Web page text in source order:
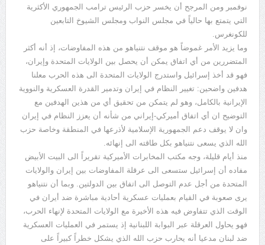
نوفمبر ومن المرجح أن يخسر حزب الرئيس ترامب الجمهوري الأكثرية
التي يتمتع بها حالياً في مجلس النواب ومجلس الشيوخ التابعين
للكونغرس.
وما يزيد الأمر غموضاً هو موقف نتنياهو من هذه المفاوضات، إذ أنه أكثر
المتضررين من أي اتفاق يمكن أن يحصل بين الولايات المتحدة وإيران،
فهو قد أخذ إسرائيل واستدرج الولايات المتحدة الى هذه الحرب معلنا
هدفين واضحين: تغيير النظام في إيران وتدمير القدرة العسكرية والنووية
الإيرانية بالكامل، وهو لم يتمكن من تحقيق أي من هذين الهدفين مع
التوضيح ان أي اتفاق أميركي-إيراني من شأنه أن يعزز النظام في إيران
وان لا يوقف دعم الجمهورية الإسلامية لأذرعها في المنطقة وخاصة حزب
الله الذي يسعى نتنياهو بكل طاقته الى إنهائه.
منذ أيام قليلة، وجه مكتب المخابرات الأميركية تقريراً الى البيت الأبيض
مفاده أن إسرائيل ستسعى الى عرقلة المفاوضات بين إيران والولايات
المتحدة من أجل عدم التوصل الى اتفاق بين الدولتين. وبما أن نتنياهو
يرى صعوبة في القيام بعمليات عسكرية أحادية مباشرة ضد أيران في
الوقت الذي تتفاوض فيه هذه الأخيرة مع الولايات المتحدة لإنهاء الحرب،
فهو يحاول العرقلة عبر البوابة اللبنانية إذ يستمر في العمليات العسكرية
ضد لبنان مدعيا أنه يحارب حزب الله الذي يشكل خطراً كبيراً على